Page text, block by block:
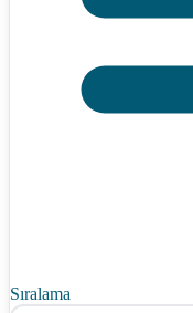
Sıralama